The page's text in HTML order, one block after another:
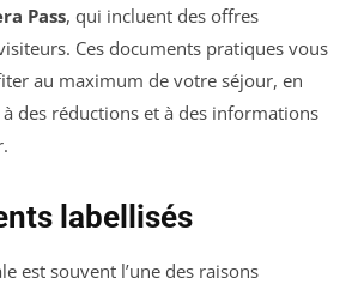
Pass, qui incluent des offres
Ces documents pratiques vous
au maximum de votre séjour, en
des réductions et à des informations
labellisés
est souvent l’une des raisons